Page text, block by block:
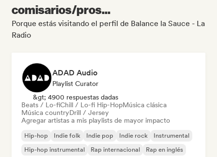
comisarios/pros...
Porque estás visitando el perfil de Balance la Sauce - La
Radio
ADAD Audio
Playlist Curator
&gt; 4900 respuestas dadas
Beats / Lo-fiChill / Lo-fi Hip-HopMúsica clásica
Música countryDrill / Jersey
Agregar artistas a mis playlists de mayor impacto
Hip-hop Indie folk Indie pop Indie rock
Instrumental
Hip-hop instrumental
Rap internacional Rap en inglés